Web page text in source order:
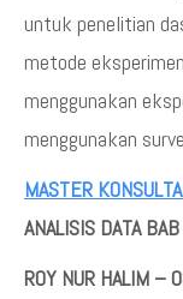
untuk penelitian
metode
menggunakan
menggunakan
MASTER
ANALISIS DATA
ROY NUR HALIM –